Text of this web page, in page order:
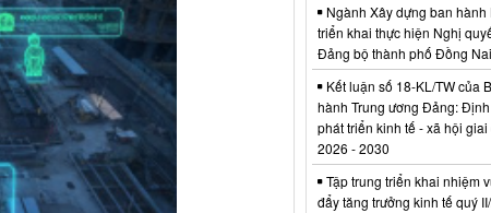
Ngành Xây dựng ban hành
triển khai thực hiện Nghị
Đảng bộ thành phố Đồng Nai
Kết luận số 18-KL/TW của
hành Trung ương Đảng:
phát triển kinh tế - xã hội giai
2026 - 2030
Tập trung triển khai nhiệm
đẩy tăng trưởng kinh tế quý